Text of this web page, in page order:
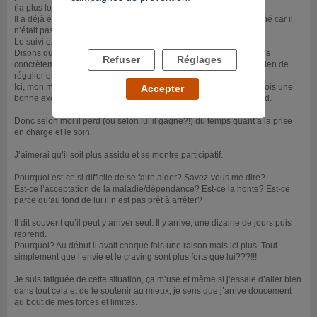
(la plus longue a été 5-6 mois) et des rechutes.
Il a déjà été hospitalisé et suivi mais l’hospitalisation n’a rien donné car il
n’était pas demandeur à l’époque.
Le suivi externe ne prend pas vraiment.
Disons qu’il y a toujours une bonne excuse de ne pas agencer très
concrètement le suivi. J’entends par là qu’il a quelques rdv mais rien de
régulier et rien sur le long terme.
Ici, mon mari avait un projet de prise en charge mais encore une fois une
bonne excuse de ne pas le concrétiser à 100% et remis à plus tard.
Donc selon moi il perd (ou selon lui il gagne?!) du temps quant à la prise
en charge et le soin.
J’aimerai qu’il soit plus assidu et se montre participatif.
Pourquoi est-ce si difficile de se faire aider? Savez-vous me dire?
Est-ce l’acceptation de la maladie/dépendance? Est-ce la honte? Est-ce
parce qu’au fond de lui il n’est pas prêt à arrêter?
Il dit souvent qu’il peut y arriver seul. Il y arrive, une dizaine de jours puis
reprend.
Pourquoi? Au début il avait chaque fois une raison mais ici plus. Tout
simplement que l’envie et le craving sont plus forts que lui???!!!
Je suis fatiguée de cette situation, ça m’use et même si j’essaie d’aller bien
dans tout cela et de le soutenir au mieux, je sens que j’arrive doucement
au bout de mes forces et limites.
Refuser Réglages
Accepter